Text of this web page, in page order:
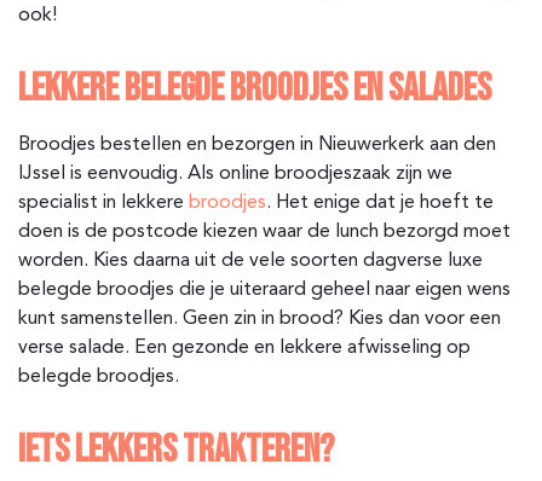
ook!
LEKKERE BELEGDE BROODJES EN SALADES
Broodjes bestellen en bezorgen in Nieuwerkerk aan den
IJssel is eenvoudig. Als online broodjeszaak zijn we
specialist in lekkere broodjes. Het enige dat je hoeft te
doen is de postcode kiezen waar de lunch bezorgd moet
worden. Kies daarna uit de vele soorten dagverse luxe
belegde broodjes die je uiteraard geheel naar eigen wens
kunt samenstellen. Geen zin in brood? Kies dan voor een
verse salade. Een gezonde en lekkere afwisseling op
belegde broodjes.
IETS LEKKERS TRAKTEREN?